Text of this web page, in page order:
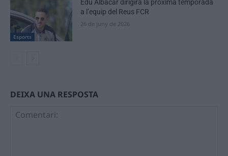
Esports
Edu Albacar dirigirà la pròxima temporada
a l’equip del Reus FCR
26 de juny de 2026
DEIXA UNA RESPOSTA